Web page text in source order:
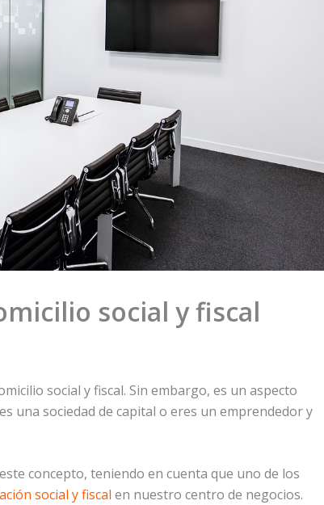
social y fiscal
social y fiscal. Sin embargo, es un aspecto
una sociedad de capital o eres un emprendedor y
concepto, teniendo en cuenta que uno de los
social y fiscal en nuestro centro de negocios.